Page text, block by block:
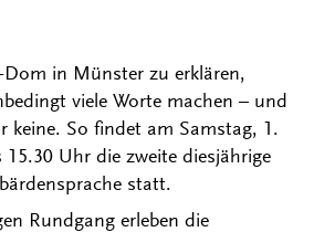
in Münster zu erklären,
viele Worte machen – und
keine. So findet am Samstag, 1.
15.30 Uhr die zweite diesjährige
statt.
Rundgang erleben die